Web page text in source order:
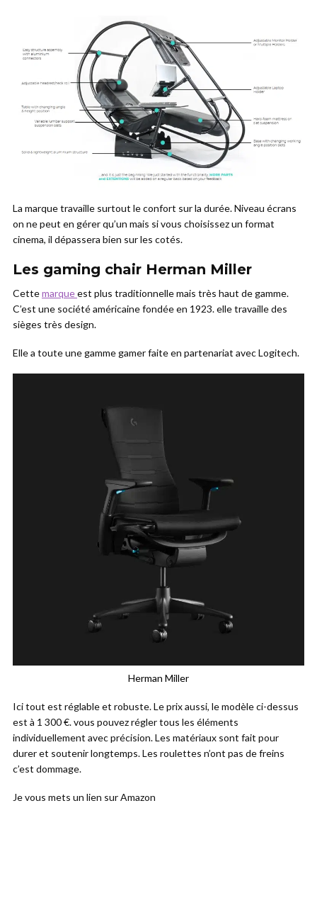
La marque travaille surtout le confort sur la durée. Niveau écrans
on ne peut en gérer qu’un mais si vous choisissez un format
cinema, il dépassera bien sur les cotés.
Les gaming chair Herman Miller
Cettemarqueest plus traditionnelle mais très haut de gamme.
C’est une société américaine fondée en 1923. elle travaille des
sièges très design.
Elle a toute une gamme gamer faite en partenariat avec Logitech.
Herman Miller
Ici tout est réglable et robuste. Le prix aussi, le modèle ci-dessus
est à 1 300 €. vous pouvez régler tous les éléments
individuellement avec précision. Les matériaux sont fait pour
durer et soutenir longtemps. Les roulettes n’ont pas de freins
c’est dommage.
Je vous mets un lien sur Amazon